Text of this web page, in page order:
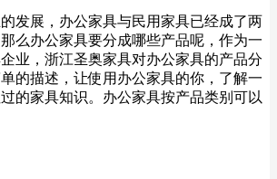
发展，办公家具与民用家具已经成了两
么办公家具要分成哪些产品呢，作为一
业，浙江圣奥家具对办公家具的产品分
的描述，让使用办公家具的你，了解一
的家具知识。办公家具按产品类别可以